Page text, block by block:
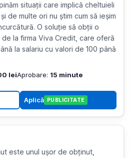
situații care implică cheltuieli
de multe ori nu știm cum să ieșim
O soluție să obții o
de la firma Viva Credit, care oferă
la salariu cu valori de 100 până
leiAprobare: 15 minute
Aplică PUBLICITATE
este unul ușor de obținut,